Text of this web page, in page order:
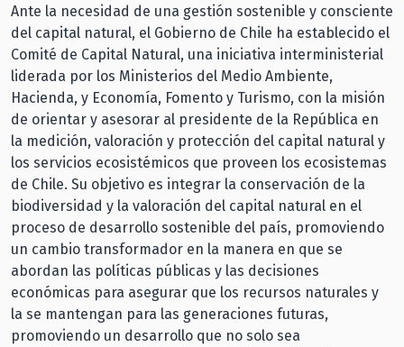
Ante la necesidad de una gestión sostenible y consciente
del capital natural, el Gobierno de Chile ha establecido el
Comité de Capital Natural, una iniciativa interministerial
liderada por los Ministerios del Medio Ambiente,
Hacienda, y Economía, Fomento y Turismo, con la misión
de orientar y asesorar al presidente de la República en
la medición, valoración y protección del capital natural y
los servicios ecosistémicos que proveen los ecosistemas
de Chile. Su objetivo es integrar la conservación de la
biodiversidad y la valoración del capital natural en el
proceso de desarrollo sostenible del país, promoviendo
un cambio transformador en la manera en que se
abordan las políticas públicas y las decisiones
económicas para asegurar que los recursos naturales y
la se mantengan para las generaciones futuras,
promoviendo un desarrollo que no solo sea